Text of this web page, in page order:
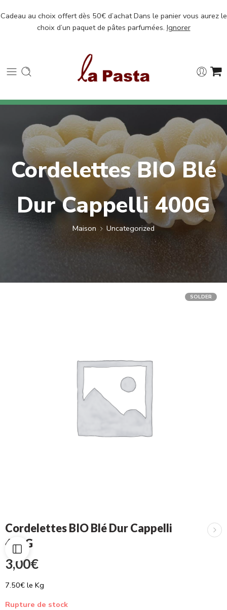
Cadeau au choix offert dès 50€ d’achat Dans le panier vous aurez le
choix d’un paquet de pâtes parfumées. Ignorer
Cordelettes BIO Blé
Dur Cappelli 400G
Maison Uncategorized
SOLDER
Cordelettes BIO Blé Dur Cappelli
400G
3,00€
7.50€ le Kg
Rupture de stock